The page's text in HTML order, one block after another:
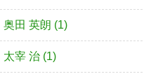
奥田 英朗 (1)
太宰 治 (1)